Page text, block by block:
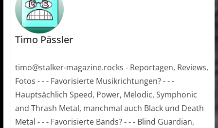
Timo Pässler
timo@stalker-magazine.rocks - Reportagen, Reviews,
Fotos - - - Favorisierte Musikrichtungen? - - -
Hauptsächlich Speed, Power, Melodic, Symphonic
and Thrash Metal, manchmal auch Black und Death
Metal - - - Favorisierte Bands? - - - Blind Guardian,